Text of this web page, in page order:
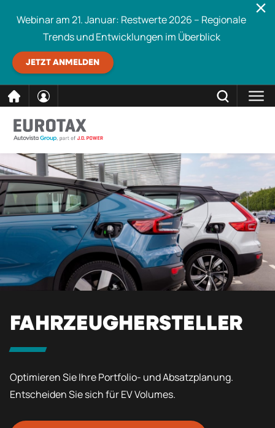
direkt
zum
Inhalt
Webinar am 21. Januar: Restwerte 2026 – Regionale
Trends und Entwicklungen im Überblick
JETZT ANMELDEN
Eurotax durchsuchen SCHLIESSEN
FAHRZEUGHERSTELLER
Optimieren Sie Ihre Portfolio- und Absatzplanung.
Entscheiden Sie sich für EV Volumes.